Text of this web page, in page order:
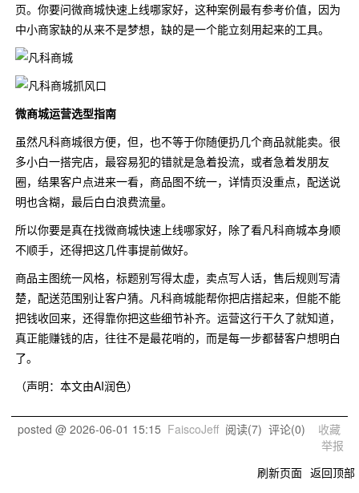
页。你要问微商城快速上线哪家好，这种案例最有参考价值，因为
中小商家缺的从来不是梦想，缺的是一个能立刻用起来的工具。
微商城运营选型指南
虽然凡科商城很方便，但，也不等于你随便扔几个商品就能卖。很
多小白一搭完店，最容易犯的错就是急着投流，或者急着发朋友
圈，结果客户点进来一看，商品图不统一，详情页没重点，配送说
明也含糊，最后白白浪费流量。
所以你要是真在找微商城快速上线哪家好，除了看凡科商城本身顺
不顺手，还得把这几件事提前做好。
商品主图统一风格，标题别写得太虚，卖点写人话，售后规则写清
楚，配送范围别让客户猜。凡科商城能帮你把店搭起来，但能不能
把钱收回来，还得靠你把这些细节补齐。运营这行干久了就知道，
真正能赚钱的店，往往不是最花哨的，而是每一步都替客户想明白
了。
（声明：本文由AI润色）
posted @ 2026-06-01 15:15 FaiscoJeff 阅读(7) 评论(0) 收藏
举报
刷新页面 返回顶部